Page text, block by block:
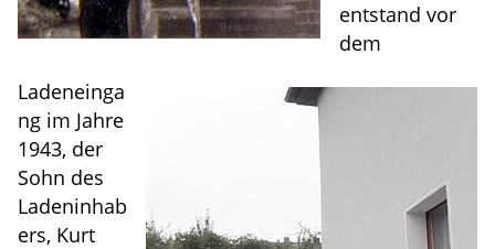
entstand vor
dem
Ladeneinga
ng im Jahre
1943, der
Sohn des
Ladeninhab
ers, Kurt